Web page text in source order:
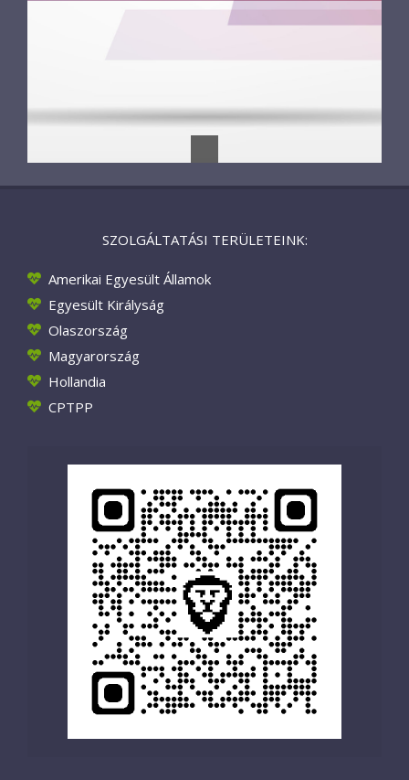
SZOLGÁLTATÁSI TERÜLETEINK:
Amerikai Egyesült Államok
Egyesült Királyság
Olaszország
Magyarország
Hollandia
CPTPP